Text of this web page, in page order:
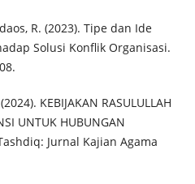
R. (2023). Tipe dan Ide
Solusi Konflik Organisasi.
KEBIJAKAN RASULULLAH
UNTUK HUBUNGAN
Jurnal Kajian Agama